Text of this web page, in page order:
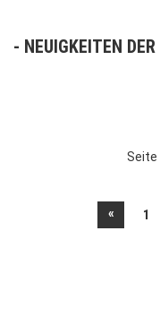
NEUIGKEITEN
Seite
« 1